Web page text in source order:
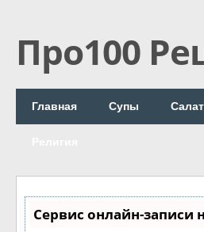
Про100
Главная Супы
Сервис онлайн-записи